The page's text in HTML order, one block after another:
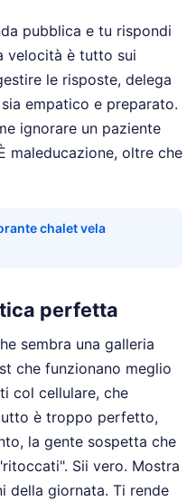
pubblica e tu rispondi
velocità è tutto sui
le risposte, delega
empatico e preparato.
ignorare un paziente
maleducazione, oltre che
chalet vela
perfetta
sembra una galleria
che funzionano meglio
col cellulare, che
è troppo perfetto,
la gente sospetta che
Sii vero. Mostra
della giornata. Ti rende